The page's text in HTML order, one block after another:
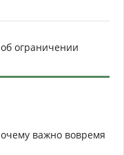
ограничении
важно вовремя